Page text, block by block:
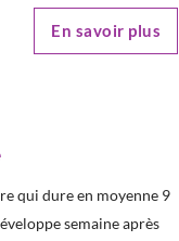
En savoir plus
qui dure en moyenne 9
semaine après